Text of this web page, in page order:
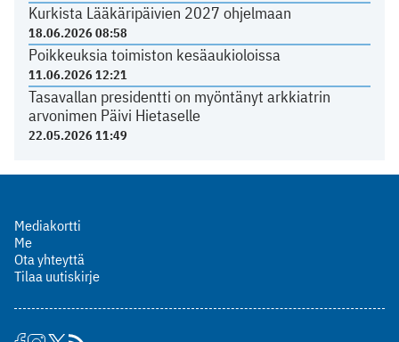
Kurkista Lääkäripäivien 2027 ohjelmaan
18.06.2026 08:58
Poikkeuksia toimiston kesäaukioloissa
11.06.2026 12:21
Tasavallan presidentti on myöntänyt arkkiatrin
arvonimen Päivi Hietaselle
22.05.2026 11:49
Mediakortti
Me
Ota yhteyttä
Tilaa uutiskirje